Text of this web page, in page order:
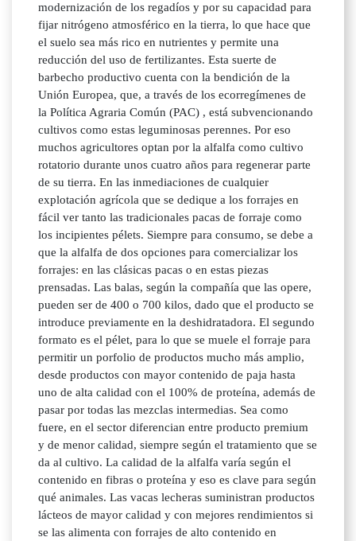
modernización de los regadíos y por su capacidad para
fijar nitrógeno atmosférico en la tierra, lo que hace que
el suelo sea más rico en nutrientes y permite una
reducción del uso de fertilizantes. Esta suerte de
barbecho productivo cuenta con la bendición de la
Unión Europea, que, a través de los ecorregímenes de
la Política Agraria Común (PAC) , está subvencionando
cultivos como estas leguminosas perennes. Por eso
muchos agricultores optan por la alfalfa como cultivo
rotatorio durante unos cuatro años para regenerar parte
de su tierra. En las inmediaciones de cualquier
explotación agrícola que se dedique a los forrajes en
fácil ver tanto las tradicionales pacas de forraje como
los incipientes pélets. Siempre para consumo, se debe a
que la alfalfa de dos opciones para comercializar los
forrajes: en las clásicas pacas o en estas piezas
prensadas. Las balas, según la compañía que las opere,
pueden ser de 400 o 700 kilos, dado que el producto se
introduce previamente en la deshidratadora. El segundo
formato es el pélet, para lo que se muele el forraje para
permitir un porfolio de productos mucho más amplio,
desde productos con mayor contenido de paja hasta
uno de alta calidad con el 100% de proteína, además de
pasar por todas las mezclas intermedias. Sea como
fuere, en el sector diferencian entre producto premium
y de menor calidad, siempre según el tratamiento que se
da al cultivo. La calidad de la alfalfa varía según el
contenido en fibras o proteína y eso es clave para según
qué animales. Las vacas lecheras suministran productos
lácteos de mayor calidad y con mejores rendimientos si
se las alimenta con forrajes de alto contenido en